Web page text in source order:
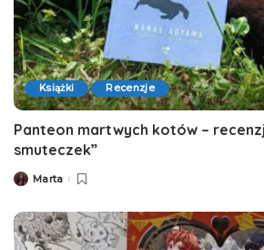
Książki Recenzje
Panteon martwych kotów –
smuteczek”
Posted
Marta